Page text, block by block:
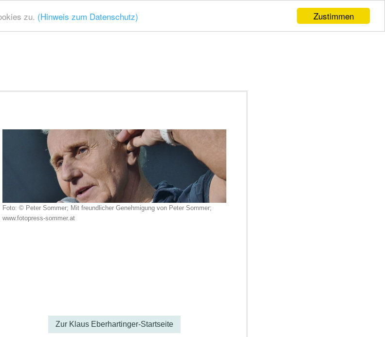
Zustimmen
zu. (Hinweis zum Datenschutz)
Foto: © Peter Sommer; Mit freundlicher Genehmigung von Peter Sommer;
www.fotopress-sommer.at
Zur Klaus Eberhartinger-Startseite